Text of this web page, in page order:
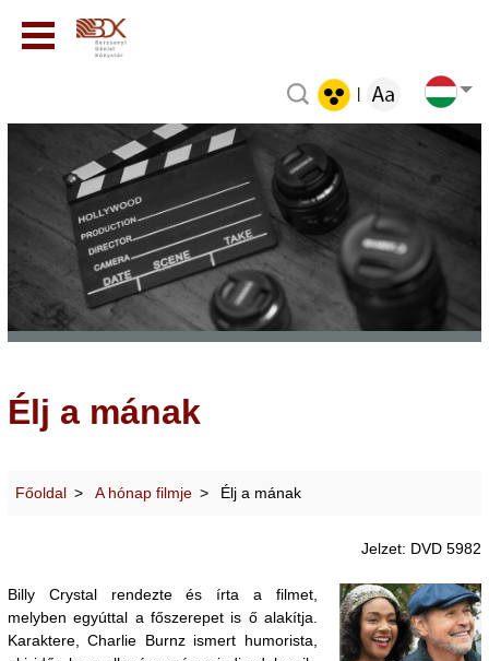
Élj a mának
Főoldal A hónap filmje Élj a mának
Jelzet: DVD 5982
Billy Crystal rendezte és írta a filmet,
melyben egyúttal a főszerepet is ő alakítja.
Karaktere, Charlie Burnz ismert humorista,